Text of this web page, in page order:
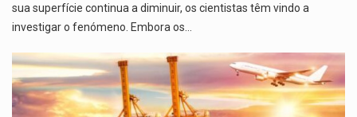
sua superfície continua a diminuir, os cientistas têm vindo a
investigar o fenómeno. Embora os…